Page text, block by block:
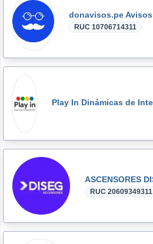
RUC 10706714311
RUC 20609349311